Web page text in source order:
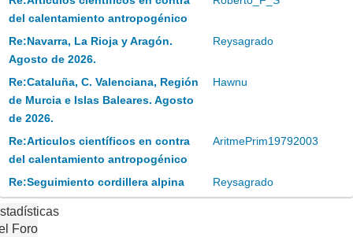
del calentamiento antropogénico
Re:Navarra, La Rioja y Aragón.
Agosto de 2026.
Reysagrado
Re:Cataluña, C. Valenciana, Región
de Murcia e Islas Baleares. Agosto
de 2026.
Hawnu
Re:Articulos científicos en contra
del calentamiento antropogénico
AritmePrim19792003
Re:Seguimiento cordillera alpina Reysagrado
Foro